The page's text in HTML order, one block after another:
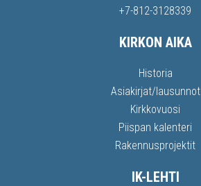
+7-812-3128339
KIRKON AIKA
Historia
Asiakirjat/lausunnot
Kirkkovuosi
Piispan kalenteri
Rakennusprojektit
IK-LEHTI